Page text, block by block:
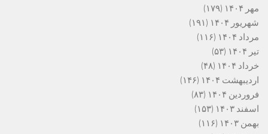
مهر ۱۴۰۴
(۱۷۹)
شهریور ۱۴۰۴
(۱۹۱)
مرداد ۱۴۰۴
(۱۱۶)
تیر ۱۴۰۴
(۵۳)
خرداد ۱۴۰۴
(۴۸)
اردیبهشت ۱۴۰۴
(۱۴۶)
فروردین ۱۴۰۴
(۸۳)
اسفند ۱۴۰۳
(۱۵۳)
بهمن ۱۴۰۳
(۱۱۶)